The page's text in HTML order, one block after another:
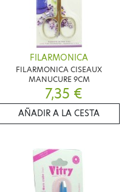
FILARMONICA
FILARMONICA CISEAUX
MANUCURE 9CM
7,35 €
AÑADIR A LA CESTA